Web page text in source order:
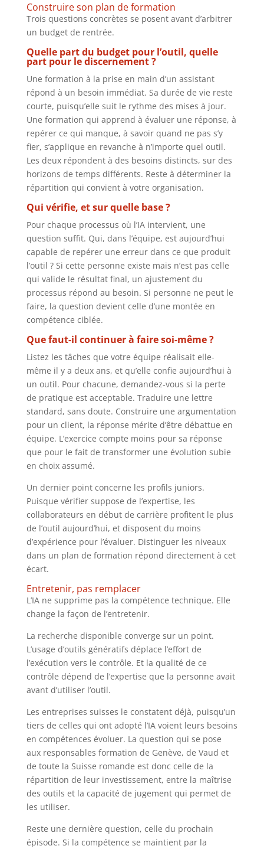
Construire son plan de formation
Trois questions concrètes se posent avant d’arbitrer
un budget de rentrée.
Quelle part du budget pour l’outil, quelle
part pour le discernement ?
Une formation à la prise en main d’un assistant
répond à un besoin immédiat. Sa durée de vie reste
courte, puisqu’elle suit le rythme des mises à jour.
Une formation qui apprend à évaluer une réponse, à
repérer ce qui manque, à savoir quand ne pas s’y
fier, s’applique en revanche à n’importe quel outil.
Les deux répondent à des besoins distincts, sur des
horizons de temps différents. Reste à déterminer la
répartition qui convient à votre organisation.
Qui vérifie, et sur quelle base ?
Pour chaque processus où l’IA intervient, une
question suffit. Qui, dans l’équipe, est aujourd’hui
capable de repérer une erreur dans ce que produit
l’outil ? Si cette personne existe mais n’est pas celle
qui valide le résultat final, un ajustement du
processus répond au besoin. Si personne ne peut le
faire, la question devient celle d’une montée en
compétence ciblée.
Que faut-il continuer à faire soi-même ?
Listez les tâches que votre équipe réalisait elle-
même il y a deux ans, et qu’elle confie aujourd’hui à
un outil. Pour chacune, demandez-vous si la perte
de pratique est acceptable. Traduire une lettre
standard, sans doute. Construire une argumentation
pour un client, la réponse mérite d’être débattue en
équipe. L’exercice compte moins pour sa réponse
que pour le fait de transformer une évolution subie
en choix assumé.
Un dernier point concerne les profils juniors.
Puisque vérifier suppose de l’expertise, les
collaborateurs en début de carrière profitent le plus
de l’outil aujourd’hui, et disposent du moins
d’expérience pour l’évaluer. Distinguer les niveaux
dans un plan de formation répond directement à cet
écart.
Entretenir, pas remplacer
L’IA ne supprime pas la compétence technique. Elle
change la façon de l’entretenir.
La recherche disponible converge sur un point.
L’usage d’outils génératifs déplace l’effort de
l’exécution vers le contrôle. Et la qualité de ce
contrôle dépend de l’expertise que la personne avait
avant d’utiliser l’outil.
Les entreprises suisses le constatent déjà, puisqu’un
tiers de celles qui ont adopté l’IA voient leurs besoins
en compétences évoluer. La question qui se pose
aux responsables formation de Genève, de Vaud et
de toute la Suisse romande est donc celle de la
répartition de leur investissement, entre la maîtrise
des outils et la capacité de jugement qui permet de
les utiliser.
Reste une dernière question, celle du prochain
épisode. Si la compétence se maintient par la